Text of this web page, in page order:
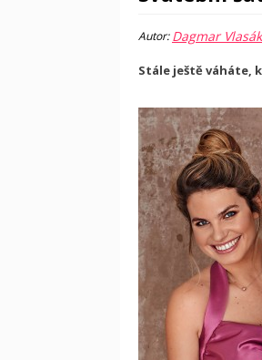
Autor:Dagmar
Stále ještě váháte,